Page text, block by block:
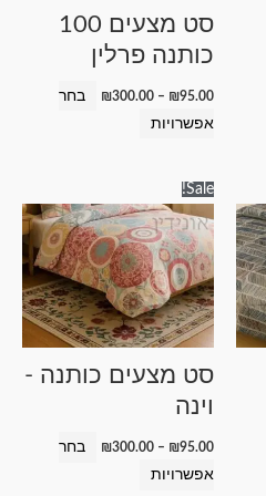
סט מצעים 100
כותנה פרלין
₪95.00
–
₪300.00
בחר
אפשרויות
את
האפשרויות
Sale!
סט מצעים כותנה -
וינה
₪95.00
–
₪300.00
מחירים:
⁦₪95.00⁩
עד
⁦₪300.00⁩
בחר
אפשרויות
זה
יש
מספר
סוגים.
ניתן
את
בעמוד